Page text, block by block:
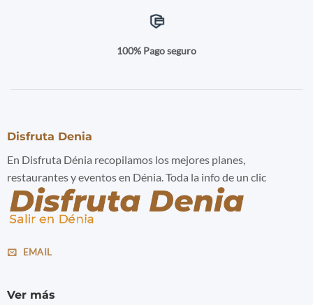
100% Pago seguro
Disfruta Denia
En Disfruta Dénia recopilamos los mejores planes,
restaurantes y eventos en Dénia. Toda la info de un clic
EMAIL
Ver más